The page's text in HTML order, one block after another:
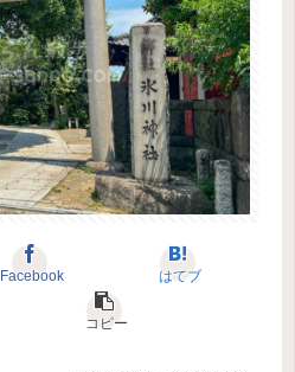
Facebook はてブ
コピー